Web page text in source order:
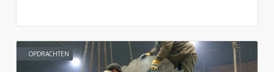
OPDRACHTEN